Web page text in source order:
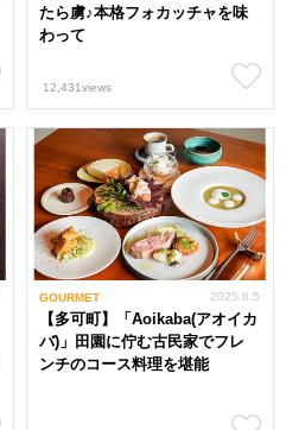
たら虜♪本格フォカッチャを味
わって
12,431views
GOURMET
【多可町】「Aoikaba(アオイカ
バ)」田園に佇む古民家でフレ
ンチのコース料理を堪能
2025.6.5